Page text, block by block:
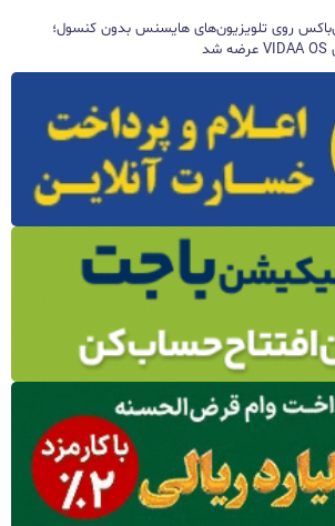
روی تلویزیون‌های هایسنس بدون کنسول؛